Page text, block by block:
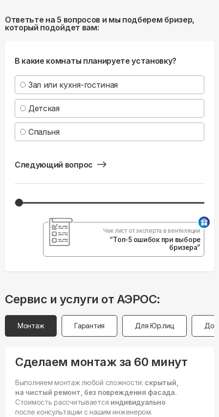
Ответьте на 5 вопросов и мы подберем бризер,
который подойдет вам:
В какие комнаты планируете установку?
Зал или кухня-гостиная
Детская
Спальня
Следующий вопрос
Чек лист от эксперта в вентиляции
“Топ-5 ошибок при выборе
бризера”
Сервис и услуги от АЭРОС:
Монтаж Гарантия Для Юр.лиц
Сделаем монтаж за 60 минут
Выполняем монтаж любой сложности: скрытый,
на чистый ремонт, без повреждения фасада.
Стоимость рассчитывается индивидуально
после консультации с нашим инженером.